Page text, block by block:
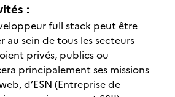
:
full stack peut être
au sein de tous les secteurs
privés, publics ou
principalement ses missions
d’ESN (Entreprise de